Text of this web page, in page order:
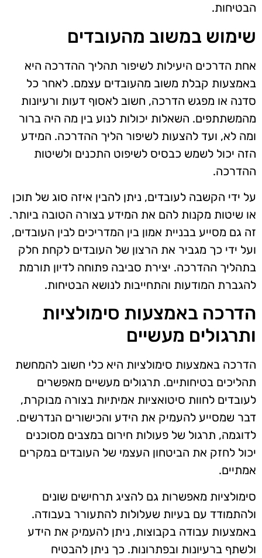
הבטיחות.
שימוש במשוב מהעובדים
אחת הדרכים היעילות לשיפור תהליך ההדרכה היא
באמצעות קבלת משוב מהעובדים עצמם. לאחר כל
סדנה או מפגש הדרכה, חשוב לאסוף דעות ורעיונות
מהמשתתפים. השאלות יכולות לנוע בין מה היה ברור
ומה לא, ועד להצעות לשיפור הליך ההדרכה. המידע
הזה יכול לשמש כבסיס לשיפוט התכנים ולשיטות
ההדרכה.
על ידי הקשבה לעובדים, ניתן להבין איזה סוג של תוכן
או שיטות מקנות להם את המידע בצורה הטובה ביותר.
זה גם מסייע בבניית אמון בין המדריכים לבין העובדים,
ועל ידי כך מגביר את הרצון של העובדים לקחת חלק
בתהליך ההדרכה. יצירת סביבה פתוחה לדיון תורמת
להגברת המודעות והתחייבות לנושא הבטיחות.
הדרכה באמצעות סימולציות
ותרגולים מעשיים
הדרכה באמצעות סימולציות היא כלי חשוב להמחשת
תהליכים בטיחותיים. תרגולים מעשיים מאפשרים
לעובדים לחוות סיטואציות אמיתיות בצורה מבוקרת,
דבר שמסייע להעמיק את הידע והכישורים הנדרשים.
לדוגמה, תרגול של פעולות חירום במצבים מסוכנים
יכול לחזק את הביטחון העצמי של העובדים במקרים
אמתיים.
סימולציות מאפשרות גם להציג תרחישים שונים
ולהתמודד עם בעיות שעלולות להתעורר בעבודה.
באמצעות עבודה בקבוצות, ניתן להעמיק את הידע
ולשתף ברעיונות ובפתרונות. כך ניתן להבטיח